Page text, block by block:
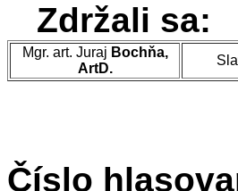
Zdržali sa:
Mgr. art. Juraj Bochňa,
ArtD.
Číslo